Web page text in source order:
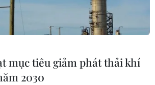
mục tiêu giảm phát thải khí
2030